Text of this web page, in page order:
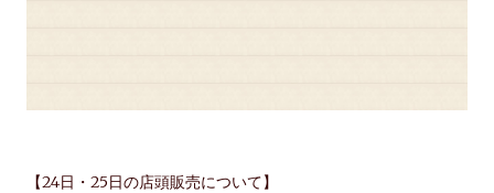
【24日・25日の店頭販売について】